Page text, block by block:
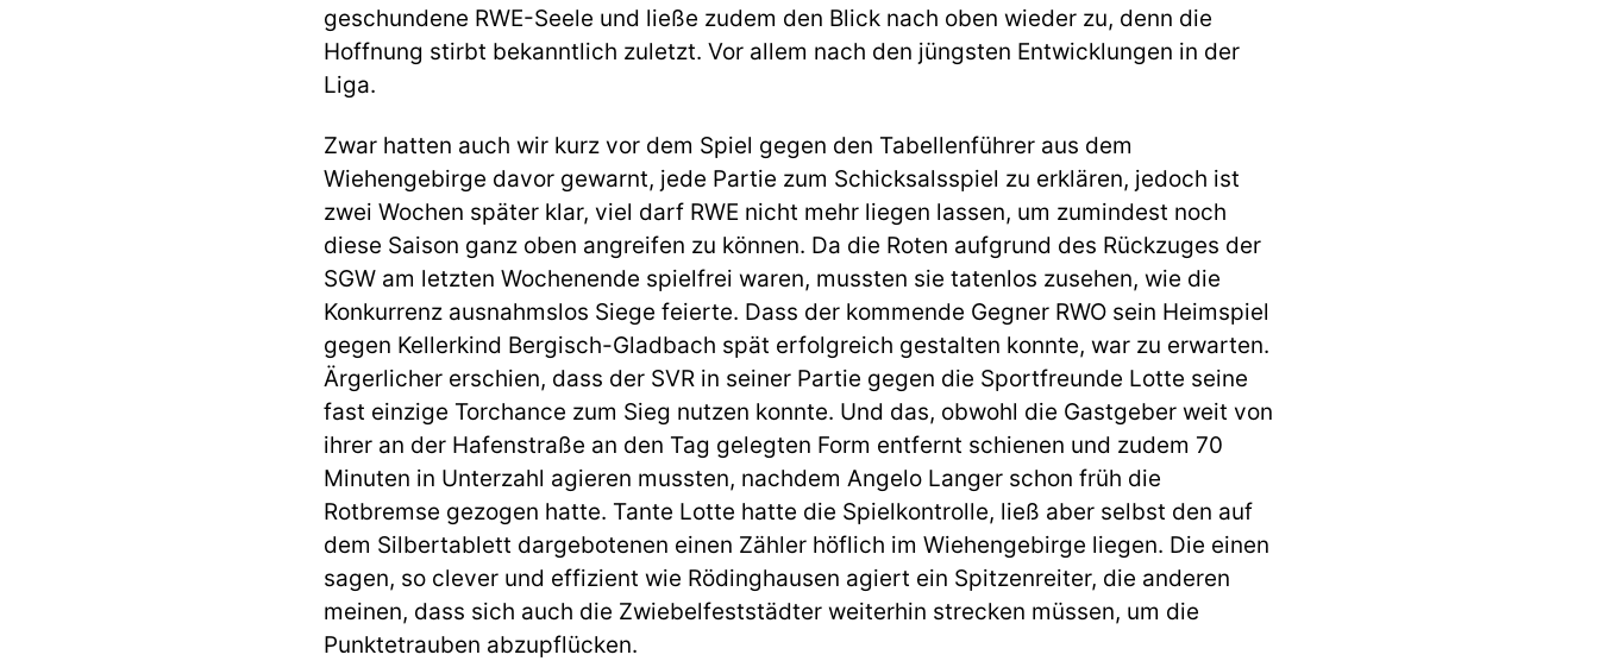
geschundene RWE-Seele und ließe zudem den Blick nach oben wieder zu, denn die
Hoffnung stirbt bekanntlich zuletzt. Vor allem nach den jüngsten Entwicklungen in der
Liga.
Zwar hatten auch wir kurz vor dem Spiel gegen den Tabellenführer aus dem
Wiehengebirge davor gewarnt, jede Partie zum Schicksalsspiel zu erklären, jedoch ist
zwei Wochen später klar, viel darf RWE nicht mehr liegen lassen, um zumindest noch
diese Saison ganz oben angreifen zu können. Da die Roten aufgrund des Rückzuges der
SGW am letzten Wochenende spielfrei waren, mussten sie tatenlos zusehen, wie die
Konkurrenz ausnahmslos Siege feierte. Dass der kommende Gegner RWO sein Heimspiel
gegen Kellerkind Bergisch-Gladbach spät erfolgreich gestalten konnte, war zu erwarten.
Ärgerlicher erschien, dass der SVR in seiner Partie gegen die Sportfreunde Lotte seine
fast einzige Torchance zum Sieg nutzen konnte. Und das, obwohl die Gastgeber weit von
ihrer an der Hafenstraße an den Tag gelegten Form entfernt schienen und zudem 70
Minuten in Unterzahl agieren mussten, nachdem Angelo Langer schon früh die
Rotbremse gezogen hatte. Tante Lotte hatte die Spielkontrolle, ließ aber selbst den auf
dem Silbertablett dargebotenen einen Zähler höflich im Wiehengebirge liegen. Die einen
sagen, so clever und effizient wie Rödinghausen agiert ein Spitzenreiter, die anderen
meinen, dass sich auch die Zwiebelfeststädter weiterhin strecken müssen, um die
Punktetrauben abzupflücken.